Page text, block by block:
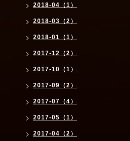
2018-04（1）
2018-03（2）
2018-01（1）
2017-12（2）
2017-10（1）
2017-09（2）
2017-07（4）
2017-05（1）
2017-04（2）